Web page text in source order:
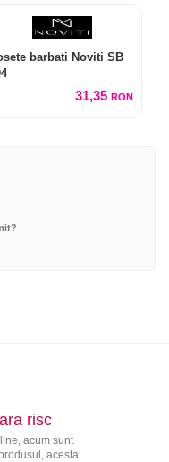
barbati Noviti SB
31,35 RON
risc
acum sunt
acesta